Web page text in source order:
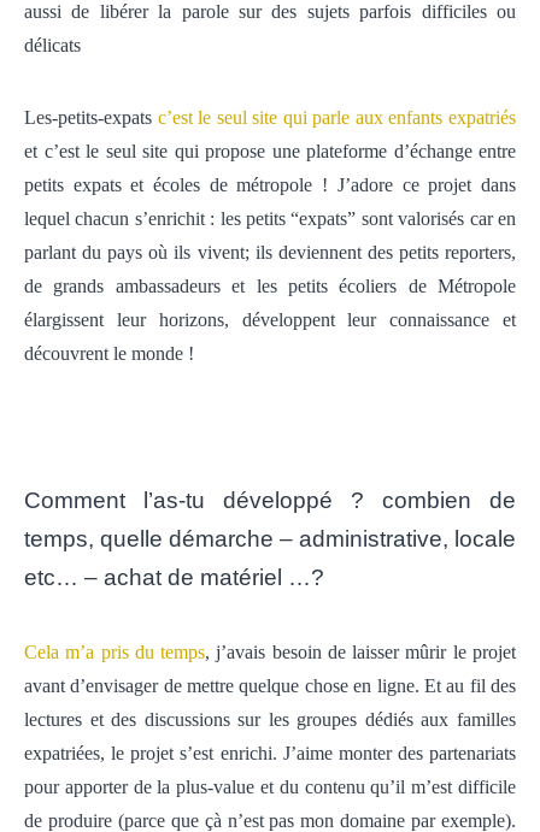
aussi de libérer la parole sur des sujets parfois difficiles ou
délicats
Les-petits-expats c’est le seul site qui parle aux enfants expatriés
et c’est le seul site qui propose une plateforme d’échange entre
petits expats et écoles de métropole ! J’adore ce projet dans
lequel chacun s’enrichit : les petits “expats” sont valorisés car en
parlant du pays où ils vivent; ils deviennent des petits reporters,
de grands ambassadeurs et les petits écoliers de Métropole
élargissent leur horizons, développent leur connaissance et
découvrent le monde !
Comment l’as-tu développé ? combien de
temps, quelle démarche – administrative, locale
etc… – achat de matériel …?
Cela m’a pris du temps, j’avais besoin de laisser mûrir le projet
avant d’envisager de mettre quelque chose en ligne. Et au fil des
lectures et des discussions sur les groupes dédiés aux familles
expatriées, le projet s’est enrichi. J’aime monter des partenariats
pour apporter de la plus-value et du contenu qu’il m’est difficile
de produire (parce que çà n’est pas mon domaine par exemple).